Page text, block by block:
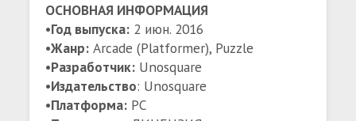
OСНОВНАЯ ИНФОРМАЦИЯ
•Год выпуска: 2 июн. 2016
•Жанр: Arcade (Platformer), Puzzle
•Разработчик: Unosquare
•Издательство: Unosquare
•Платформа: PC